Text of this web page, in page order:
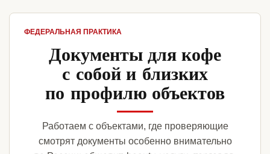
ФЕДЕРАЛЬНАЯ ПРАКТИКА
Документы для кофе
с собой и близких
по профилю объектов
Работаем с объектами, где проверяющие
смотрят документы особенно внимательно